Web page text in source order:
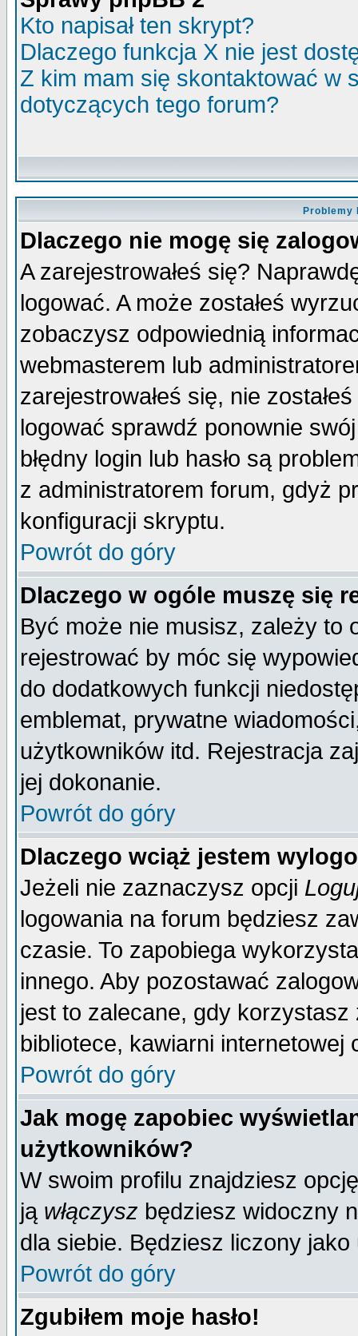
Kto napisał ten skrypt?
Dlaczego funkcja X nie jest
Z kim mam się skontaktować w
dotyczących tego forum?
Problemy
Dlaczego nie mogę się
A zarejestrowałeś się?
logować. A może zostałeś
zobaczysz odpowiednią
webmasterem lub
zarejestrowałeś się, nie
logować sprawdź ponownie
błędny login lub hasło są
z administratorem forum, gdyż
konfiguracji skryptu.
Powrót do góry
Dlaczego w ogóle muszę się
Być może nie musisz, zależy to
rejestrować by móc się
do dodatkowych funkcji
emblemat, prywatne
użytkowników itd. Rejestracja
jej dokonanie.
Powrót do góry
Dlaczego wciąż jestem
Jeżeli nie zaznaczysz opcji
logowania na forum będziesz
czasie. To zapobiega
innego. Aby pozostawać
jest to zalecane, gdy
bibliotece, kawiarni internetowej
Powrót do góry
Jak mogę zapobiec
użytkowników?
W swoim profilu znajdziesz
ją włączysz będziesz widoczny
dla siebie. Będziesz liczony
Powrót do góry
Zgubiłem moje hasło!